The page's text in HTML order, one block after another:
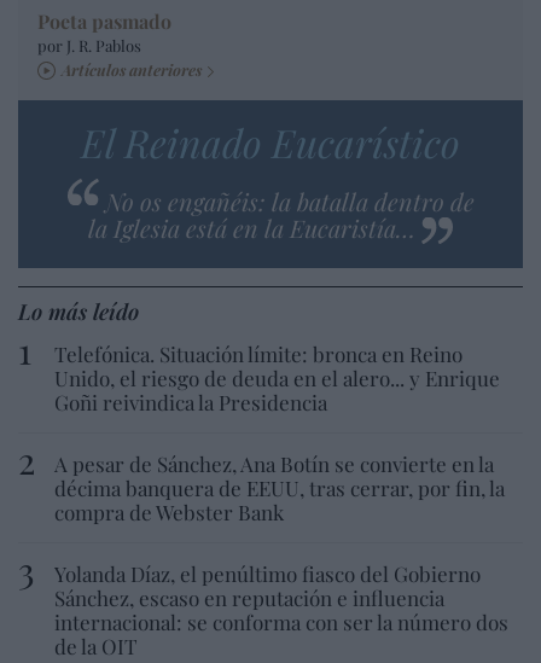
Poeta pasmado
por J. R. Pablos
Artículos anteriores
El Reinado Eucarístico
No os engañéis: la batalla dentro de
la Iglesia está en la Eucaristía…
Lo más leído
Telefónica. Situación límite: bronca en Reino
Unido, el riesgo de deuda en el alero... y Enrique
Goñi reivindica la Presidencia
A pesar de Sánchez, Ana Botín se convierte en la
décima banquera de EEUU, tras cerrar, por fin, la
compra de Webster Bank
Yolanda Díaz, el penúltimo fiasco del Gobierno
Sánchez, escaso en reputación e influencia
internacional: se conforma con ser la número dos
de la OIT